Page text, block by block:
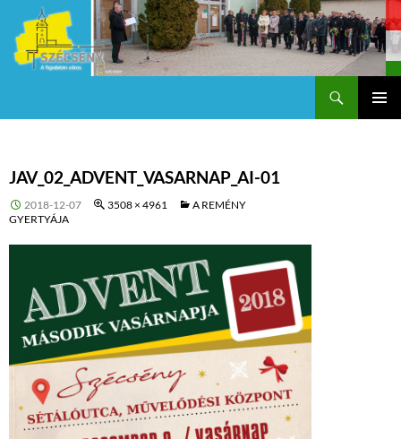
JAV_02_ADVENT_VASARNAP_AI-01
2018-12-07 3508 × 4961
A REMÉNY
GYERTYÁJA